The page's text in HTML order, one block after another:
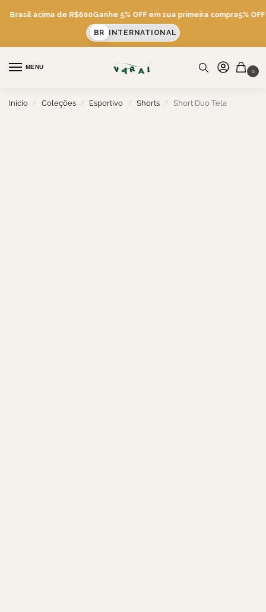
Brasil acima de R$600Ganhe 5% OFF em sua primeira compra5% OFF
BR INTERNATIONAL
MENU
0
Início / Coleções / Esportivo / Shorts / Short Duo Tela